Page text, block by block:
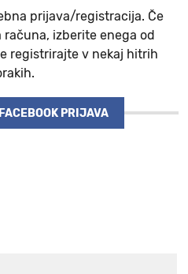
prijava/registracija. Če
izberite enega od
registrirajte v nekaj hitrih
FACEBOOK PRIJAVA